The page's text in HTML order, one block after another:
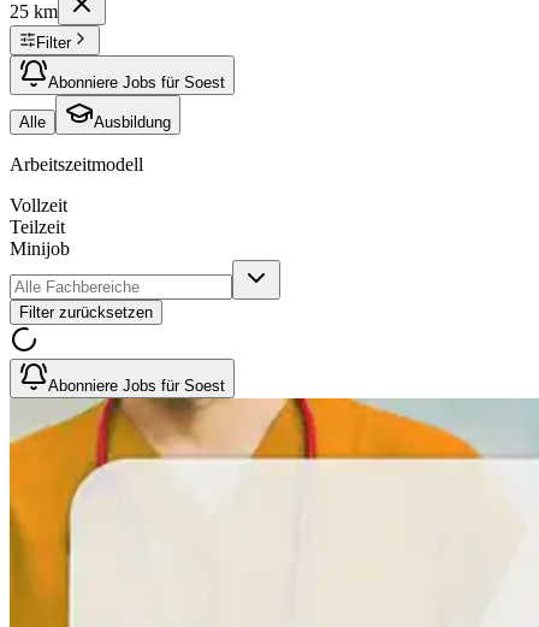
25 km
Filter
Abonniere Jobs für Soest
Alle Ausbildung
Arbeitszeitmodell
Vollzeit
Teilzeit
Minijob
Filter zurücksetzen
Abonniere Jobs für Soest